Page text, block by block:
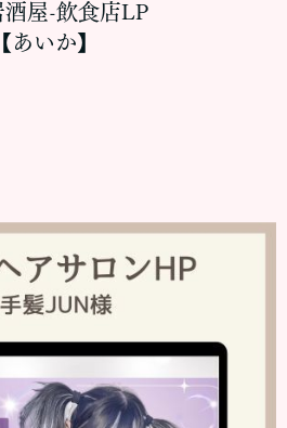
酒屋-飲食店LP
【あいか】